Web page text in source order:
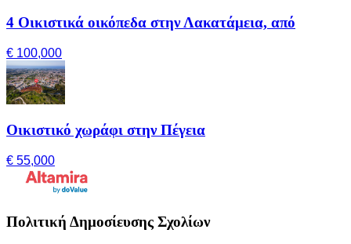
4 Οικιστικά οικόπεδα στην Λακατάμεια, από
€ 100,000
Οικιστικό χωράφι στην Πέγεια
€ 55,000
Πολιτική Δημοσίευσης Σχολίων